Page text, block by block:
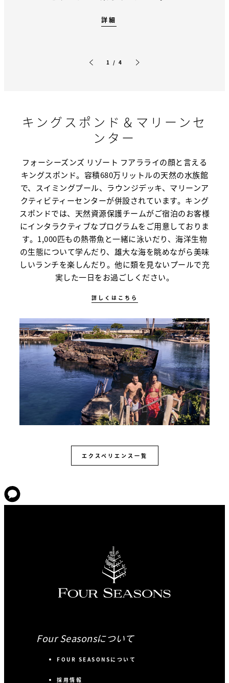
詳細
1 / 4
キングスポンド＆マリーンセ
ンター
フォーシーズンズ リゾート フアラライの顔と言える
キングスポンド。容積680万リットルの天然の水族館
で、スイミングプール、ラウンジデッキ、マリーンア
クティビティーセンターが併設されています。キング
スポンドでは、天然資源保護チームがご宿泊のお客様
にインタラクティブなプログラムをご用意しておりま
す。1,000匹もの熱帯魚と一緒に泳いだり、海洋生物
の生態について学んだり、雄大な海を眺めながら美味
しいランチを楽しんだり。他に類を見ないプールで充
実した一日をお過ごしください。
詳しくはこちら
エクスペリエンス一覧
Four Seasonsについて
FOUR SEASONSについて
採用情報